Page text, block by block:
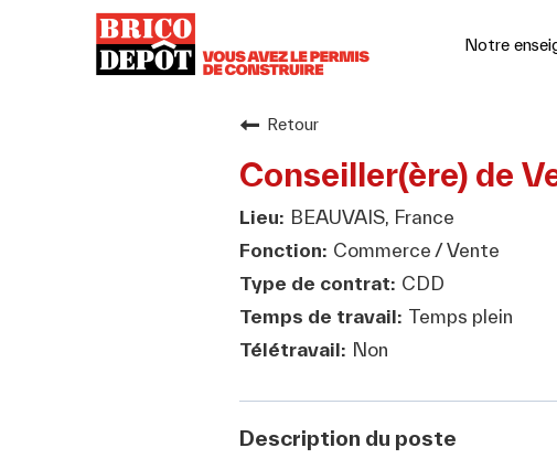
Notre
Retour
Conseiller(ère) de
BEAUVAIS, France
Commerce / Vente
CDD
Temps plein
Non
Description du poste